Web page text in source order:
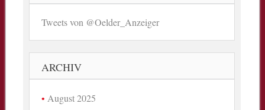
Tweets von @Oelder_Anzeiger
ARCHIV
August 2025